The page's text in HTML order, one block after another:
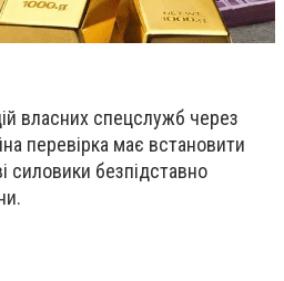
власних спецслужб через
перевірка має встановити
силовики безпідставно